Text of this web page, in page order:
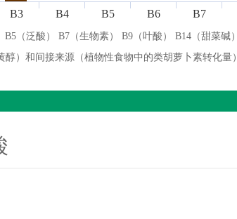
B3 B4 B5 B6 B7
（泛酸） B7（生物素） B9（叶酸） B14（甜菜碱）
）和间接来源（植物性食物中的类胡萝卜素转化量）